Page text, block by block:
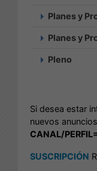
Planes y
Planes y
Pleno
Si desea estar
nuevos anuncios
CANAL/
SUSCRIPCIÓN